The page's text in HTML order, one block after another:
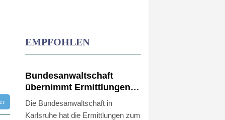
EMPFOHLEN
Bundesanwaltschaft
übernimmt Ermittlungen
zu Sprengstoff-Drohne in
Leipzig
Die Bundesanwaltschaft in
Karlsruhe hat die Ermittlungen zum